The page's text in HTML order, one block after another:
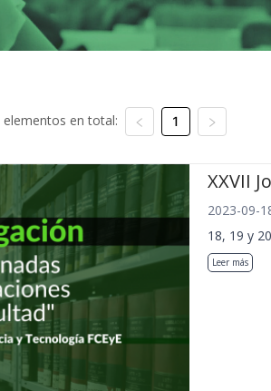
elementos en total: 1
XXVII
2023-09-
18, 19 y
Leer más